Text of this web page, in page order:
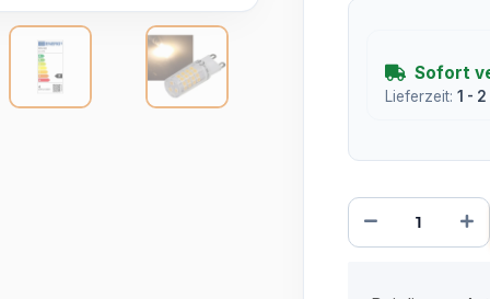
Sofort
Lieferzeit: 1 -